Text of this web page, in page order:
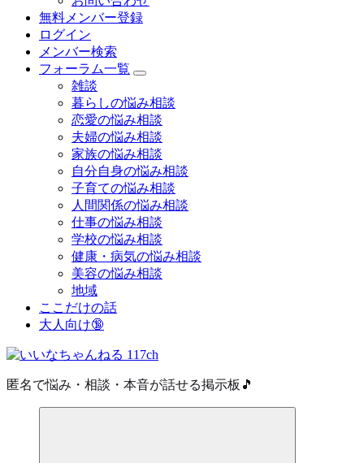
無料メンバー登録
ログイン
メンバー検索
フォーラム一覧
雑談
暮らしの悩み相談
恋愛の悩み相談
夫婦の悩み相談
家族の悩み相談
自分自身の悩み相談
子育ての悩み相談
人間関係の悩み相談
仕事の悩み相談
学校の悩み相談
健康・病気の悩み相談
美容の悩み相談
地域
ここだけの話
大人向け🔞
匿名で悩み・相談・本音が話せる掲示板🎵